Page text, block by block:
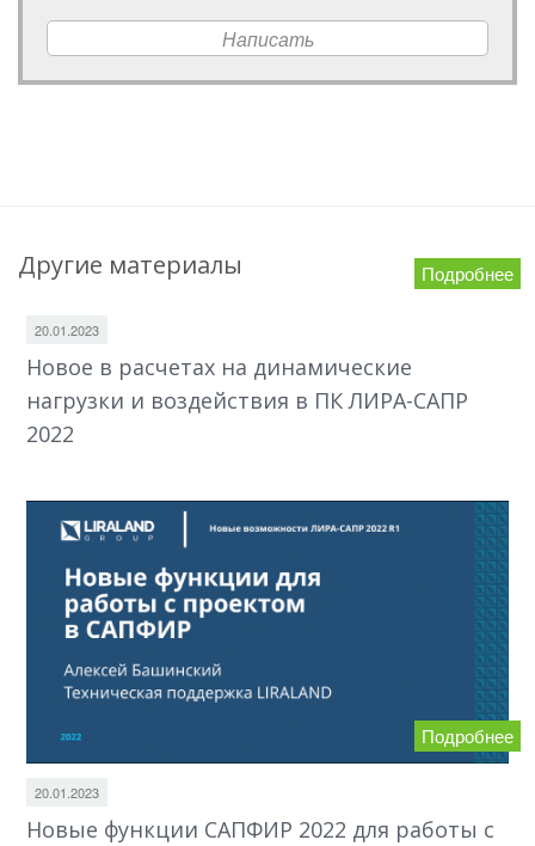
Написать
Другие материалы Подробнее
20.01.2023
Новое в расчетах на динамические
нагрузки и воздействия в ПК ЛИРА-САПР
2022
Подробнее
20.01.2023
Новые функции САПФИР 2022 для работы с